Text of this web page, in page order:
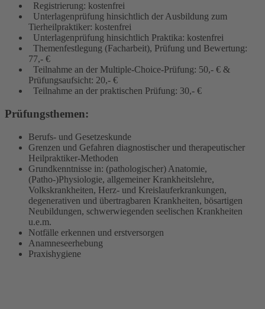
Registrierung: kostenfrei
Unterlagenprüfung hinsichtlich der Ausbildung zum
Tierheilpraktiker: kostenfrei
Unterlagenprüfung hinsichtlich Praktika: kostenfrei
Themenfestlegung (Facharbeit), Prüfung und Bewertung:
77,- €
Teilnahme an der Multiple-Choice-Prüfung: 50,- € &
Prüfungsaufsicht: 20,- €
Teilnahme an der praktischen Prüfung: 30,- €
Prüfungsthemen:
Berufs- und Gesetzeskunde
Grenzen und Gefahren diagnostischer und therapeutischer
Heilpraktiker-Methoden
Grundkenntnisse in: (pathologischer) Anatomie,
(Patho-)Physiologie, allgemeiner Krankheitslehre,
Volkskrankheiten, Herz- und Kreislauferkrankungen,
degenerativen und übertragbaren Krankheiten, bösartigen
Neubildungen, schwerwiegenden seelischen Krankheiten
u.e.m.
Notfälle erkennen und erstversorgen
Anamneseerhebung
Praxishygiene